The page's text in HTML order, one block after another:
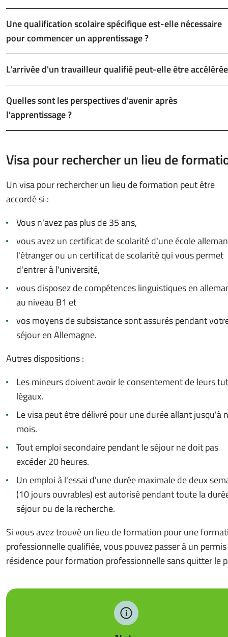
Une qualification scolaire spécifique est-elle nécessaire
pour commencer un apprentissage ?
L'arrivée d'un travailleur qualifié peut-elle être
Quelles sont les perspectives d'avenir après
l'apprentissage ?
Visa pour rechercher un lieu de
Un visa pour rechercher un lieu de formation peut être
accordé si :
Vous n'avez pas plus de 35 ans,
vous avez un certificat de scolarité d'une école
l'étranger ou un certificat de scolarité qui vous permet
d'entrer à l'université,
vous disposez de compétences linguistiques en
au niveau B1 et
vos moyens de subsistance sont assurés pendant
séjour en Allemagne.
Autres dispositions :
Les mineurs doivent avoir le consentement de leurs
légaux.
Le visa peut être délivré pour une durée allant jusqu'à
mois.
Tout emploi secondaire pendant le séjour ne doit pas
excéder 20 heures.
Un emploi à l'essai d'une durée maximale de deux
(10 jours ouvrables) est autorisé pendant toute la
séjour ou de la recherche.
Si vous avez trouvé un lieu de formation pour une
professionnelle qualifiée, vous pouvez passer à un
résidence pour formation professionnelle sans quitter le